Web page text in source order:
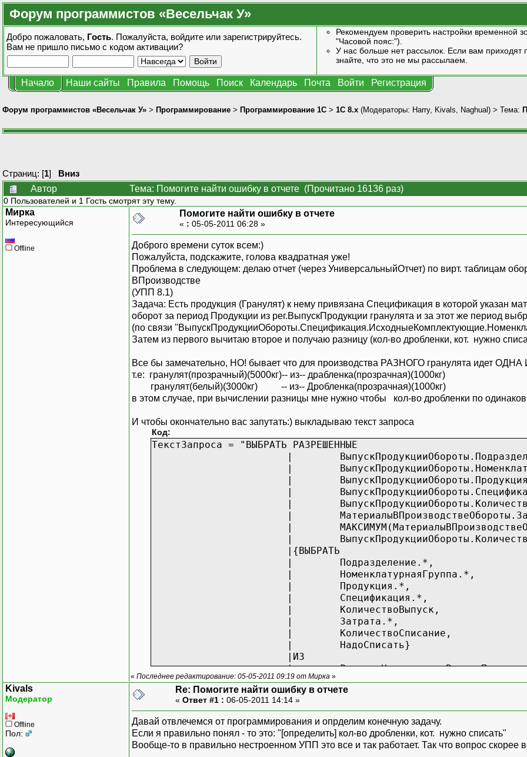
Форум программистов «Весельчак У»
Добро пожаловать, Гость. Пожалуйста, войдите или зарегистрируйтесь.
Вам не пришло письмо с кодом активации?
Рекомендуем проверить настройки
"Часовой пояс:").
У нас больше нет рассылок. Если вам
знайте, что это не мы рассылаем.
Начало Наши сайты Правила Помощь Поиск Календарь Почта Войти Регистрация
Форум программистов «Весельчак У» > Программирование > Программирование 1С > 1С 8.x (Модераторы: Harry, Kivals Naghual) > Тема:
Страниц: [1] Вниз
Автор
Тема: Помогите найти ошибку в отчете (Прочитано 16136 раз)
0 Пользователей и 1 Гость смотрят эту тему.
Мирка
Интересующийся
Offline
Помогите найти ошибку в отчете
« : 05-05-2011 06:28 »
Доброго времени суток всем:)
Пожалуйста, подскажите, голова квадратная уже!
Проблема в следующем: делаю отчет (через УниверсальныйОтчет) по вирт. таблицам
ВПроизводстве
(УПП 8.1)
Задача: Есть продукция (Гранулят) к нему привязана Спецификация в которой указан
оборот за период Продукции из рег.ВыпускПродукции гранулята и за этот же период
(по связи
Затем из первого вычитаю второе и получаю разницу (кол-во дробленки, кот. нужно
Все бы замечательно, НО! бывает что для производства РАЗНОГО гранулята идет
т.е: гранулят(прозрачный)(5000кг)-- из-- драбленка(прозрачная)(1000кг)
гранулят(белый)(3000кг) -- из-- Дробленка(прозрачная)(1000кг)
в этом случае, при вычислении разницы мне нужно чтобы кол-во дробленки по
И чтобы окончательно вас запутать:) выкладываю текст запроса
Код:
ТекстЗапроса = "ВЫБРАТЬ РАЗРЕШЕННЫЕ
|
|
|
|
|
|
|
|
|{ВЫБРАТЬ
|
Подразделение.*,
|
НоменклатурнаяГруппа.*,
|
Продукция.*,
|
Спецификация.*,
|
КоличествоВыпуск,
|
Затрата.*,
|
КоличествоСписание,
|
НадоСписать}
|ИЗ
|
|
ЛЕВОЕ СОЕДИНЕНИЕ
|
|{ГДЕ
|
|
|СГРУППИРОВАТЬ ПО
« Последнее редактирование: 05-05-2011 09:19 от Мирка »
Kivals
Модератор
Offline
Пол:
Re: Помогите найти ошибку в отчете
« Ответ #1 : 06-05-2011 14:14 »
Давай отвлечемся от программирования и опрделим конечную задачу.
Если я правильно понял - то это: "[определить] кол-во дробленки, кот. нужно списать"
Вообще-то в правильно нестроенном УПП это все и так работает. Так что вопрос скорее